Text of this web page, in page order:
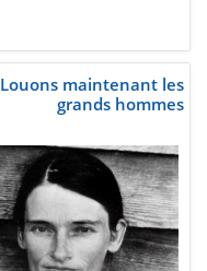
Louons maintenant les
grands hommes